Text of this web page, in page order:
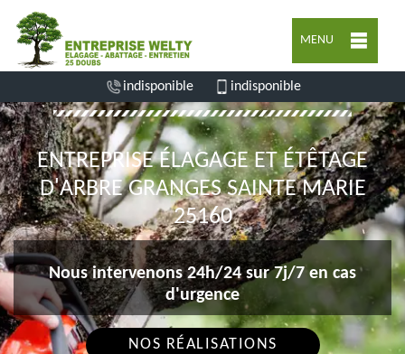
MENU
indisponible indisponible
ENTREPRISE ÉLAGAGE ET ÉTÊTAGE
D'ARBRE GRANGES SAINTE MARIE
25160
Nous intervenons 24h/24 sur 7j/7 en cas
d'urgence
NOS RÉALISATIONS